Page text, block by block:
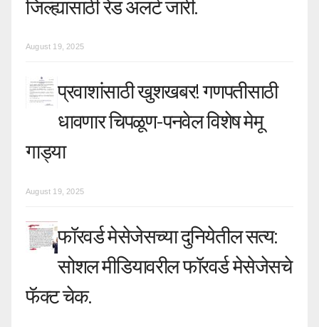
जिल्ह्यासाठी रेड अलर्ट जारी.
August 19, 2025
प्रवाशांसाठी खुशखबर! गणपतीसाठी
धावणार चिपळूण-पनवेल विशेष मेमू
गाड्या
August 19, 2025
फॉरवर्ड मेसेजेसच्या दुनियेतील सत्य:
सोशल मीडियावरील फॉरवर्ड मेसेजेसचे
फॅक्ट चेक.